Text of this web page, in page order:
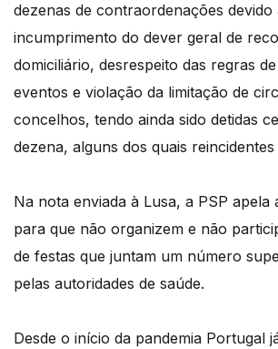
dezenas de contraordenações devido
incumprimento do dever geral de
domiciliário, desrespeito das regras
eventos e violação da limitação de
concelhos, tendo ainda sido detidas
dezena, alguns dos quais reincidentes
Na nota enviada à Lusa, a PSP apela
para que não organizem e não
de festas que juntam um número
pelas autoridades de saúde.
Desde o início da pandemia Portugal